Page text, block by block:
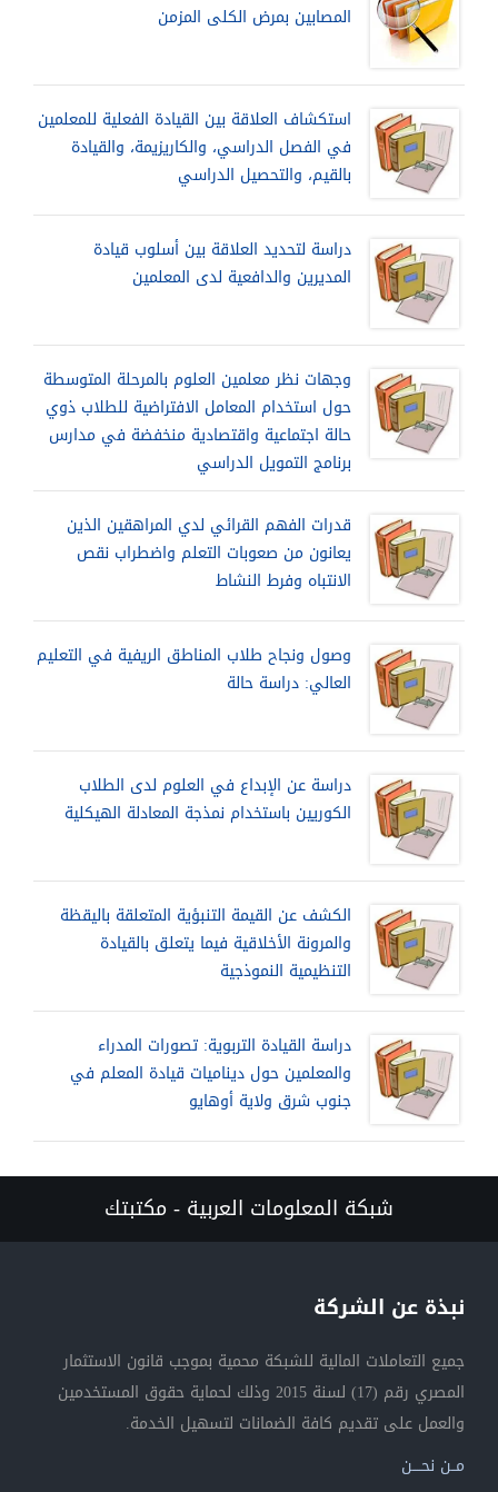
المصابين بمرض الكلى المزمن
استكشاف العلاقة بين القيادة الفعلية للمعلمين
في الفصل الدراسي، والكاريزيمة، والقيادة
بالقيم، والتحصيل الدراسي
دراسة لتحديد العلاقة بين أسلوب قيادة
المديرين والدافعية لدى المعلمين
وجهات نظر معلمين العلوم بالمرحلة المتوسطة
حول استخدام المعامل الافتراضية للطلاب ذوي
حالة اجتماعية واقتصادية منخفضة في مدارس
برنامج التمويل الدراسي
قدرات الفهم القرائي لدي المراهقين الذين
يعانون من صعوبات التعلم واضطراب نقص
الانتباه وفرط النشاط
وصول ونجاح طلاب المناطق الريفية في التعليم
العالي: دراسة حالة
دراسة عن الإبداع في العلوم لدى الطلاب
الكوريين باستخدام نمذجة المعادلة الهيكلية
الكشف عن القيمة التنبؤية المتعلقة باليقظة
والمرونة الأخلاقية فيما يتعلق بالقيادة
التنظيمية النموذجية
دراسة القيادة التربوية: تصورات المدراء
والمعلمين حول ديناميات قيادة المعلم في
جنوب شرق ولاية أوهايو
شبكة المعلومات العربية - مكتبتك
نبذة عن الشركة
جميع التعاملات المالية للشبكة محمية بموجب قانون الاستثمار
المصري رقم (17) لسنة 2015 وذلك لحماية حقوق المستخدمين
والعمل على تقديم كافة الضمانات لتسهيل الخدمة.
مــن نحــــن